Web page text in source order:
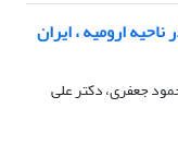
ارومیه ، ایران
جعفری، دکتر علی